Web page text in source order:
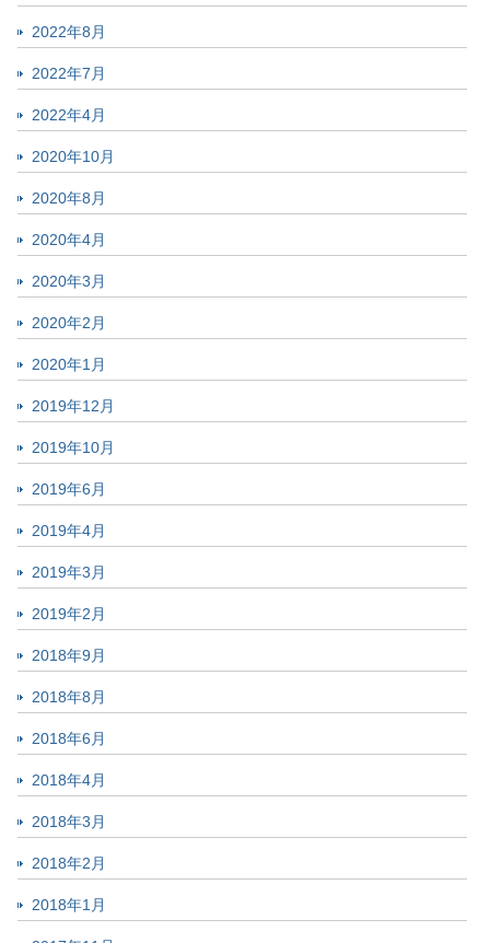
2022年8月
2022年7月
2022年4月
2020年10月
2020年8月
2020年4月
2020年3月
2020年2月
2020年1月
2019年12月
2019年10月
2019年6月
2019年4月
2019年3月
2019年2月
2018年9月
2018年8月
2018年6月
2018年4月
2018年3月
2018年2月
2018年1月